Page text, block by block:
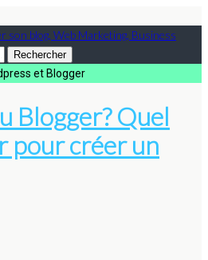
son blog, Web Marketing, Business
et Blogger
Blogger? Quel
pour créer un